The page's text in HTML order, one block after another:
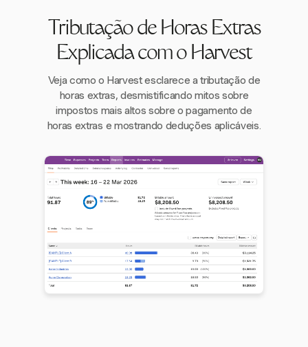
Tributação de Horas Extras
Explicada com o Harvest
Veja como o Harvest esclarece a tributação de
horas extras, desmistificando mitos sobre
impostos mais altos sobre o pagamento de
horas extras e mostrando deduções aplicáveis.